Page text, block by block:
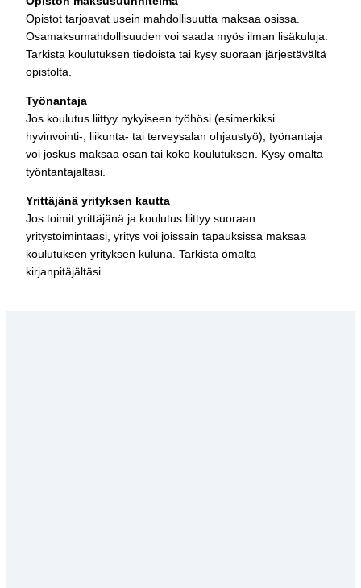
Opistot tarjoavat usein mahdollisuutta maksaa osissa.
Osamaksumahdollisuuden voi saada myös ilman lisäkuluja.
Tarkista koulutuksen tiedoista tai kysy suoraan järjestävältä
opistolta.
Työnantaja
Jos koulutus liittyy nykyiseen työhösi (esimerkiksi
hyvinvointi-, liikunta- tai terveysalan ohjaustyö), työnantaja
voi joskus maksaa osan tai koko koulutuksen. Kysy omalta
työntantajaltasi.
Yrittäjänä yrityksen kautta
Jos toimit yrittäjänä ja koulutus liittyy suoraan
yritystoimintaasi, yritys voi joissain tapauksissa maksaa
koulutuksen yrityksen kuluna. Tarkista omalta
kirjanpitäjältäsi.